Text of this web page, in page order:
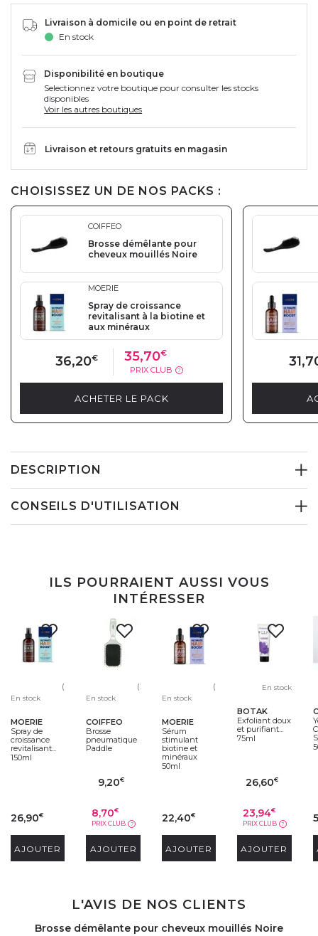
Livraison à domicile ou en point de retrait
En stock
Disponibilité en boutique
Selectionnez votre boutique pour consulter les stocks
disponibles
Voir les autres boutiques
Livraison et retours gratuits en magasin
CHOISISSEZ UN DE NOS PACKS :
COIFFEO
Brosse démêlante pour
cheveux mouillés Noire
MOERIE
Spray de croissance
revitalisant à la biotine et
aux minéraux
36,20€ 35,70€
PRIX CLUB ?
ACHETER LE PACK
DESCRIPTION
CONSEILS D'UTILISATION
ILS POURRAIENT AUSSI VOUS
INTÉRESSER
(7)
En stock
MOERIE
Spray de
croissance
revitalisant...
150ml
26,90€
AJOUTER
(21)
En stock
COIFFEO
Brosse
pneumatique
Paddle
9,20€
8,70€
PRIX CLUB ?
AJOUTER
(5)
En stock
MOERIE
Sérum
stimulant
biotine et
minéraux
50ml
22,40€
AJOUTER
En stock
BOTAK
Exfoliant doux
et purifiant...
75ml
26,60€
23,94€
PRIX CLUB ?
AJOUTER
L'AVIS DE NOS CLIENTS
Brosse démêlante pour cheveux mouillés Noire